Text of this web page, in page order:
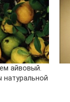
айвовый.
натуральной